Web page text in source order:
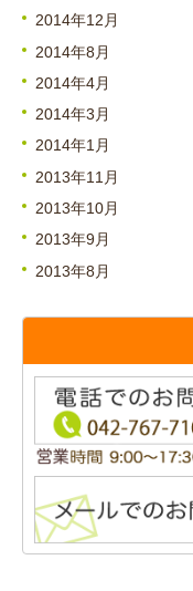
2014年12月
2014年8月
2014年4月
2014年3月
2014年1月
2013年11月
2013年10月
2013年9月
2013年8月